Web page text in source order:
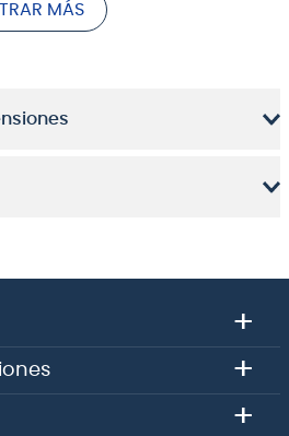
necesite una pieza de
elige los auténticos
desde la parte superior y los
MÁS
+
+
+